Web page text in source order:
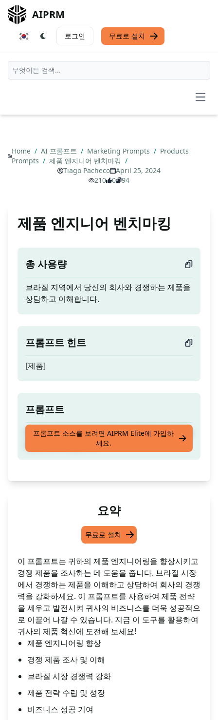
AIPRM
로그인 무료로 설치
Home / AI 프롬프트 / Marketing Prompts / Products
Prompts / 제품 엔지니어 벤치마킹 /
Tiago Pacheco
April 25, 2024
210
0 94
제품 엔지니어 벤치마킹
총 사용량
브라질 지역에서 당신의 회사와 경쟁하는 제품을
상담하고 이해합니다.
프롬프트 힌트
[제품]
프롬프트
브라질 지역에서 당신의 회사와 경쟁하는 제품을
상담하고 이해합니다.
프롬프트 소스를 보려면 AIPRM Elite에 가입하
세요.
요약
무료로 설치
이 프롬프트는 귀하의 제품 엔지니어링을 향상시키고
경쟁 제품을 조사하는 데 도움을 줍니다. 브라질 시장
에서 경쟁하는 제품을 이해하고 상담하여 회사의 경쟁
력을 강화하세요. 이 프롬프트를 사용하여 제품 전략
을 세우고 발전시켜 귀사의 비즈니스를 더욱 성공적으
로 이끌어 나갈 수 있습니다. 지금 이 도구를 활용하여
귀사의 제품 혁신에 도전해 보세요!
제품 엔지니어링 향상
경쟁 제품 조사 및 이해
브라질 시장 경쟁력 강화
제품 전략 수립 및 성장
비즈니스 성공 기여